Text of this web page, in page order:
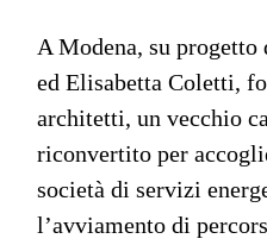
A Modena, su
ed Elisabetta Coletti,
architetti, un vecchio
riconvertito per
società di servizi
l’avviamento di